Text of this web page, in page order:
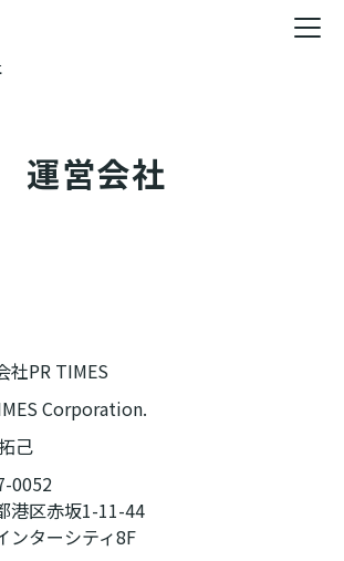
運営会社
社PR TIMES
Corporation.
己
0052
港区赤坂1-11-44
ンターシティ8F